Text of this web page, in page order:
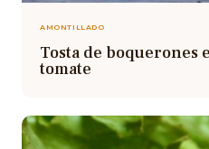
AMONTILLADO
Tosta de boquerones
tomate